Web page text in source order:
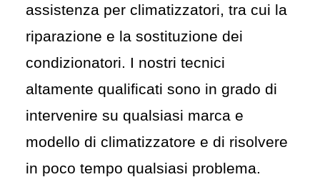
assistenza per climatizzatori, tra cui la
riparazione e la sostituzione dei
condizionatori. I nostri tecnici
altamente qualificati sono in grado di
intervenire su qualsiasi marca e
modello di climatizzatore e di risolvere
in poco tempo qualsiasi problema.